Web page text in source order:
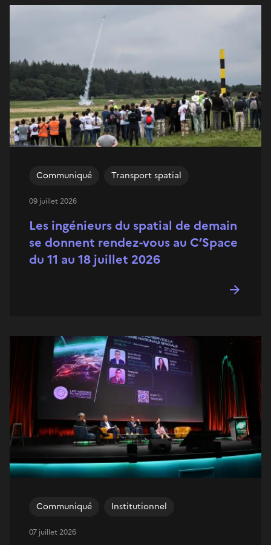
Les ingénieurs du spatial de demain
se donnent rendez-vous au C’Space
du 11 au 18 juillet 2026
Communiqué Transport spatial
09 juillet 2026
Communiqué Institutionnel
07 juillet 2026